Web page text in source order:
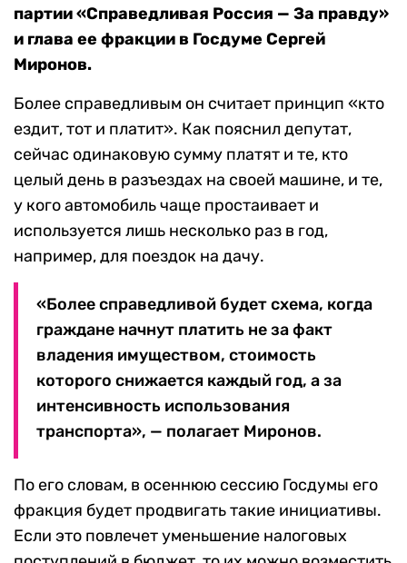
партии «Справедливая Россия — За правду»
и глава ее фракции в Госдуме Сергей
Миронов.
Более справедливым он считает принцип «кто
ездит, тот и платит». Как пояснил депутат,
сейчас одинаковую сумму платят и те, кто
целый день в разъездах на своей машине, и те,
у кого автомобиль чаще простаивает и
используется лишь несколько раз в год,
например, для поездок на дачу.
«Более справедливой будет схема, когда
граждане начнут платить не за факт
владения имуществом, стоимость
которого снижается каждый год, а за
интенсивность использования
транспорта», — полагает Миронов.
По его словам, в осеннюю сессию Госдумы его
фракция будет продвигать такие инициативы.
Если это повлечет уменьшение налоговых